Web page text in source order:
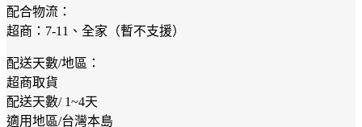
配合物流：
超商：7-11、全家（暫不支援）
配送天數/地區：
超商取貨
配送天數/ 1~4天
適用地區/台灣本島